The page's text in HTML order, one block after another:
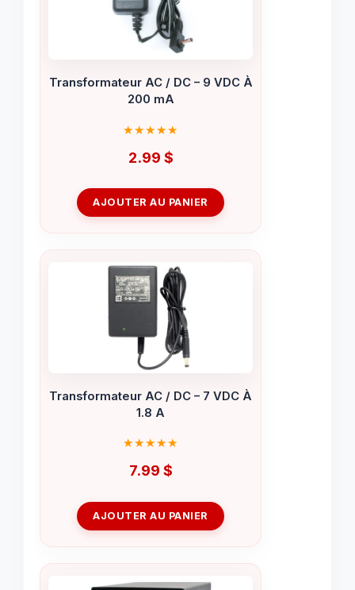
Transformateur AC / DC – 9 VDC À
200 mA
2.99 $
AJOUTER AU PANIER
Transformateur AC / DC – 7 VDC À
1.8 A
7.99 $
AJOUTER AU PANIER